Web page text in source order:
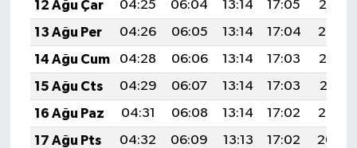
12 Ağu Çar
04:25 06:04 13:14 17:05
20:15
13 Ağu Per
04:26 06:05 13:14 17:04
20:14
14 Ağu Cum
04:28 06:06 13:14 17:03
20:12
15 Ağu Cts
04:29 06:07 13:14 17:03
20:11
16 Ağu Paz
04:31 06:08 13:14 17:02
20:10
17 Ağu Pts
04:32 06:09 13:13 17:02
20:08